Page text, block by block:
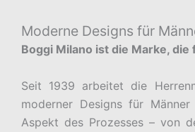
Moderne Designs für
Boggi Milano ist die Marke,
Seit 1939 arbeitet die
moderner Designs für
Aspekt des Prozesses – von